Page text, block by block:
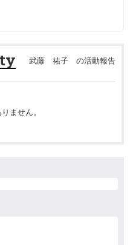
武藤 祐子 の活動報告
ません。